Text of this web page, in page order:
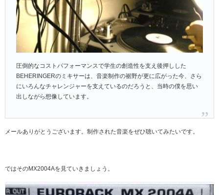
圧倒的なコストパフォーマンスで学生の創造性を支え後押しした
BEHERINGERのミキサーは、音楽制作の裾野が更に広がった今、さら
にいろんなチャレンジャーを支えているのだろうと、当時の僕を思い
出しながら想像しています。
メールありがとうございます。制作された音楽をぜひ聴いてみたいです。
ではそのMX2004Aを見ていきましょう。